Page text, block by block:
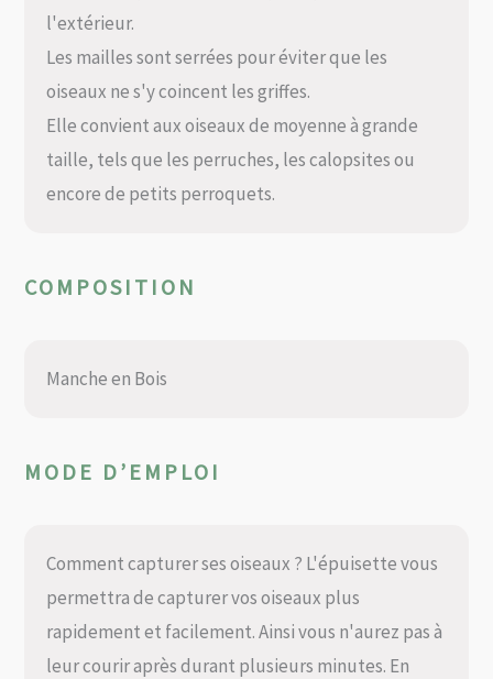
l'extérieur.
Les mailles sont serrées pour éviter que les
oiseaux ne s'y coincent les griffes.
Elle convient aux oiseaux de moyenne à grande
taille, tels que les perruches, les calopsites ou
encore de petits perroquets.
COMPOSITION
Manche en Bois
MODE D’EMPLOI
Comment capturer ses oiseaux ? L'épuisette vous
permettra de capturer vos oiseaux plus
rapidement et facilement. Ainsi vous n'aurez pas à
leur courir après durant plusieurs minutes. En